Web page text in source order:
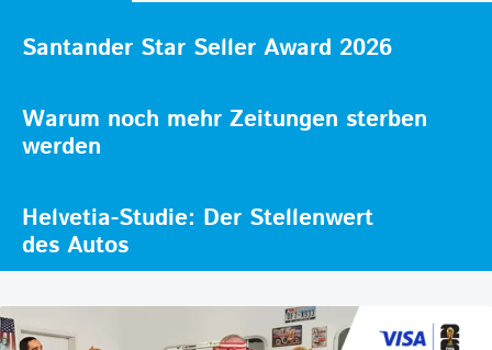
Santander Star Seller Award 2026
Warum noch mehr Zeitungen sterben
werden
Helvetia-Studie: Der Stellenwert
des Autos